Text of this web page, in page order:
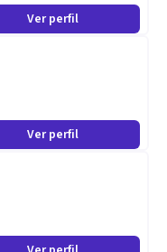
Ver perfil
Ver perfil